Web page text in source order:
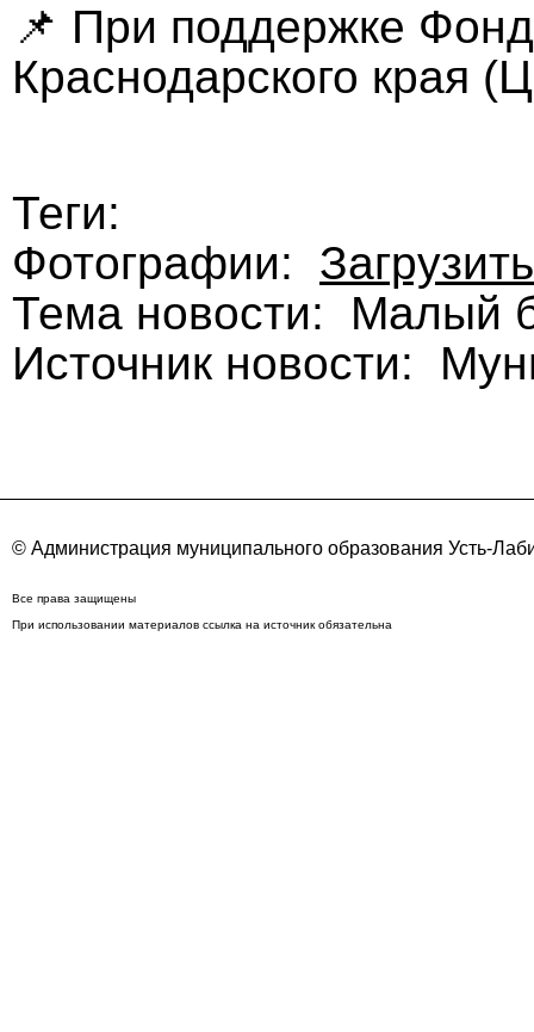
📌 При поддержке
Краснодарского края
Теги:
Фотографии: Загрузить
Тема новости: Малый
Источник новости:
© Администрация муниципального образования Усть-
Все права защищены
При использовании материалов ссылка на источник обязательна